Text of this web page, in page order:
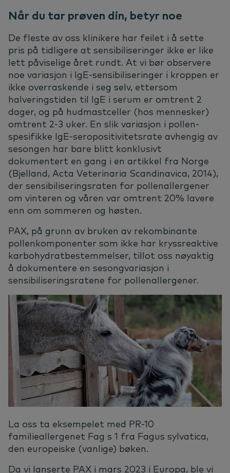
Når du tar prøven din, betyr noe
De fleste av oss klinikere har feilet i å sette
pris på tidligere at sensibiliseringer ikke er like
lett påviselige året rundt. At vi bør observere
noe variasjon i IgE-sensibiliseringer i kroppen er
ikke overraskende i seg selv, ettersom
halveringstiden til IgE i serum er omtrent 2
dager, og på hudmastceller (hos mennesker)
omtrent 2-3 uker. En slik variasjon i pollen-
spesifikke IgE-seropositivitetsrate avhengig av
sesongen har bare blitt konklusivt
dokumentert en gang i en artikkel fra Norge
(Bjelland, Acta Veterinaria Scandinavica, 2014),
der sensibiliseringsraten for pollenallergener
om vinteren og våren var omtrent 20% lavere
enn om sommeren og høsten.
PAX, på grunn av bruken av rekombinante
pollenkomponenter som ikke har kryssreaktive
karbohydratbestemmelser, tillot oss nøyaktig
å dokumentere en sesongvariasjon i
sensibiliseringsratene for pollenallergener.
La oss ta eksempelet med PR-10
familieallergenet Fag s 1 fra Fagus sylvatica,
den europeiske (vanlige) bøken.
Da vi lanserte PAX i mars 2023 i Europa, ble vi